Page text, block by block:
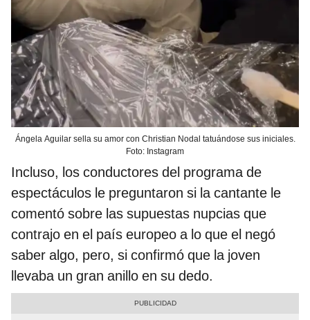
Ángela Aguilar sella su amor con Christian Nodal tatuándose sus iniciales.
Foto: Instagram
Incluso, los conductores del programa de
espectáculos le preguntaron si la cantante le
comentó sobre las supuestas nupcias que
contrajo en el país europeo a lo que el negó
saber algo, pero, si confirmó que la joven
llevaba un gran anillo en su dedo.